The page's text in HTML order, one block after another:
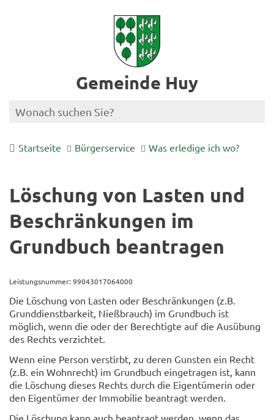
Gemeinde Huy
Startseite Bürgerservice Was erledige ich wo?
Löschung von Lasten und
Beschränkungen im
Grundbuch beantragen
Leistungsnummer: 99043017064000
Die Löschung von Lasten oder Beschränkungen (z.B.
Grunddienstbarkeit, Nießbrauch) im Grundbuch ist
möglich, wenn die oder der Berechtigte auf die Ausübung
des Rechts verzichtet.
Wenn eine Person verstirbt, zu deren Gunsten ein Recht
(z.B. ein Wohnrecht) im Grundbuch eingetragen ist, kann
die Löschung dieses Rechts durch die Eigentümerin oder
den Eigentümer der Immobilie beantragt werden.
Die Löschung kann auch beantragt werden, wenn das